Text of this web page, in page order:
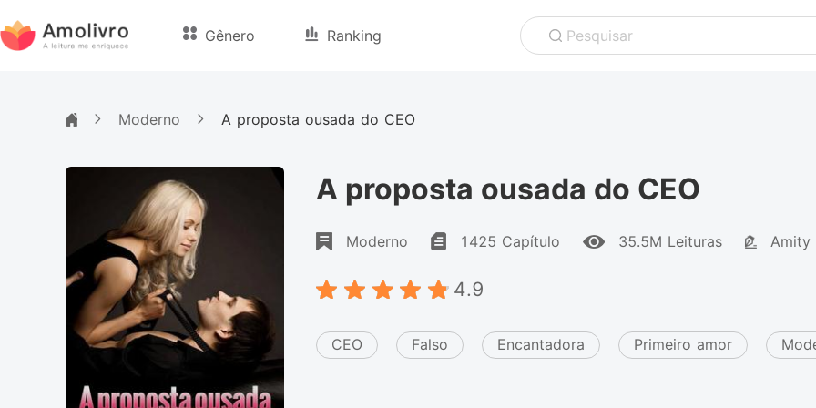
Gênero Ranking Pesquisar
Moderno A proposta ousada do CEO
A proposta ousada do CEO
Moderno 1425 Capítulo 35.5M Leituras Amity
4.9
CEO Falso Encantadora Primeiro amor